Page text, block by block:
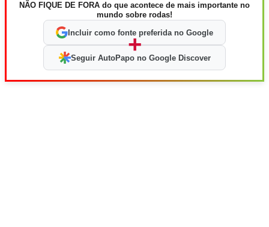
NÃO FIQUE DE FORA do que acontece de mais importante no
mundo sobre rodas!
Incluir como fonte preferida no Google
+
Seguir AutoPapo no Google Discover